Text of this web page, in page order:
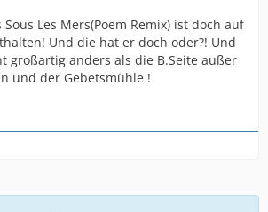
Les Mers(Poem Remix) ist doch auf
Und die hat er doch oder?! Und
großartig anders als die B.Seite außer
und der Gebetsmühle !